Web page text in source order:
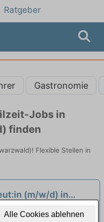
Alle Cookies ablehnen
Ratgeber
Gastronomie
Jobs in
finden
Flexible Stellen in
(m/w/d) in
wo andere
| Feldberg